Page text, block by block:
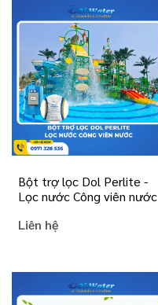
Bột trợ lọc Dol Perlite -
Lọc nước Công viên nước
Liên hệ